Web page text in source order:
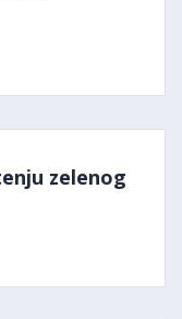
zelenog